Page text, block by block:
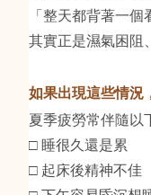
「整天都背著一個
其實正是濕氣困阻
如果出現這些情況
夏季疲勞常伴隨以
□ 睡很久還是累
□ 起床後精神不佳